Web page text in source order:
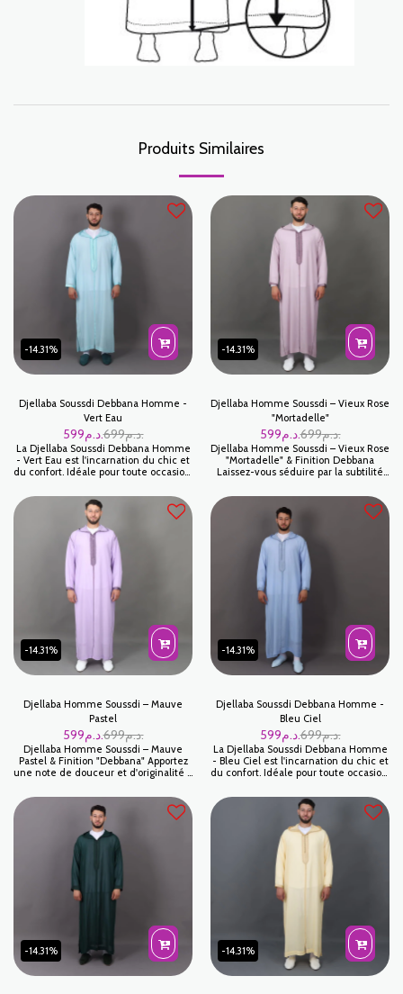
Produits Similaires
-14.31%
Djellaba Soussdi Debbana Homme -
Vert Eau
699 د.م. 599 د.م.
La Djellaba Soussdi Debbana Homme
- Vert Eau est l'incarnation du chic et
du confort. Idéale pour toute occasion,
pour ceux qui apprécient la tradition
mêlée à la modernité. Fabriquée avec
une attention minutieuse aux détails,
chaque couture et chaque
embellissement est fait pour durer.
Le Vert Eau est une couleur
sophistiquée qui convient
parfaitement à toutes les teintes de
peau.
-14.31%
Djellaba Homme Soussdi – Vieux Rose
"Mortadelle"
699 د.م. 599 د.م.
Djellaba Homme Soussdi – Vieux Rose
"Mortadelle" & Finition Debbana
Laissez-vous séduire par la subtilité
Mortadelle (un vieux rose poudré).
Cette teinte sophistiquée, à la fois
douce et masculine, est le choix
parfait pour l'homme moderne qui
souhaite allier originalité, discrétion
et respect des traditions artisanales
-14.31%
Djellaba Homme Soussdi – Mauve
Pastel
699 د.م. 599 د.م.
Djellaba Homme Soussdi – Mauve
Pastel & Finition "Debbana" Apportez
une note de douceur et d'originalité à
Soussdi Mauve Clair. Ce modèle,
d'une élégance rare, se distingue par
la légèreté exceptionnelle de son
tissu et sa couleur pastel très
tendance, idéale pour les cérémonies
religieuses ou les mariages estivaux.
-14.31%
Djellaba Soussdi Debbana Homme -
Bleu Ciel
699 د.م. 599 د.م.
La Djellaba Soussdi Debbana Homme
- Bleu Ciel est l'incarnation du chic et
du confort. Idéale pour toute occasion,
pour ceux qui apprécient la tradition
mêlée à la modernité. Fabriquée avec
une attention minutieuse aux détails,
chaque couture et chaque
embellissement est fait pour durer.
Le Bleu Ciel est une couleur
sophistiquée qui convient
parfaitement à toutes les teintes de
-14.31% -14.31%